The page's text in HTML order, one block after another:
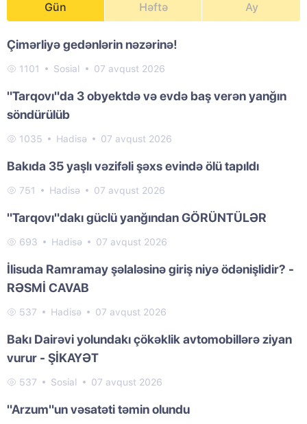
Gün Həftə Ay
Çimərliyə gedənlərin nəzərinə!
1101 Sosial 07 avqust 2026
"Tarqovı"da 3 obyektdə və evdə baş verən yanğın
söndürülüb
1035 Hadisə 07 avqust 2026
Bakıda 35 yaşlı vəzifəli şəxs evində ölü tapıldı
751 Hadisə 07 avqust 2026
"Tarqovı"dakı güclü yanğından GÖRÜNTÜLƏR
693 Hadisə 07 avqust 2026
İlisuda Ramramay şəlaləsinə giriş niyə ödənişlidir? -
RƏSMİ CAVAB
537 Hadisə 07 avqust 2026
Bakı Dairəvi yolundakı çökəklik avtomobillərə ziyan
vurur - ŞİKAYƏT
537 Sosial 07 avqust 2026
"Arzum"un vəsatəti təmin olundu